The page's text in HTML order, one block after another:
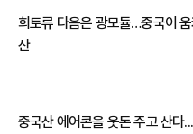
희토류 다음은 광모듈…중국이
산
중국산 에어콘을 웃돈 주고 산다